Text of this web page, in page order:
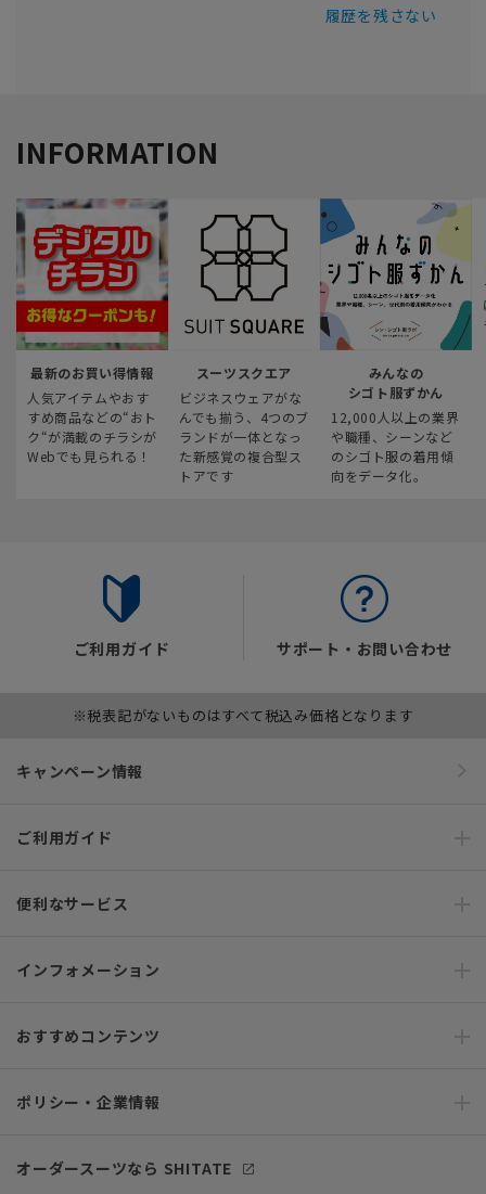
履歴を残さない
INFORMATION
最新のお買い得情報
人気アイテムやおす
すめ商品などの“おト
ク“が満載のチラシが
Webでも見られる！
スーツスクエア
ビジネスウェアがな
んでも揃う、4つのブ
ランドが一体となっ
た新感覚の複合型ス
トアです
みんなの
シゴト服ずかん
12,000人以上の業界
や職種、シーンなど
のシゴト服の着用傾
向をデータ化。
ご利用ガイド サポート・お問い合わせ
※税表記がないものはすべて税込み価格となります
キャンペーン情報
ご利用ガイド
便利なサービス
インフォメーション
おすすめコンテンツ
ポリシー・企業情報
オーダースーツなら SHITATE